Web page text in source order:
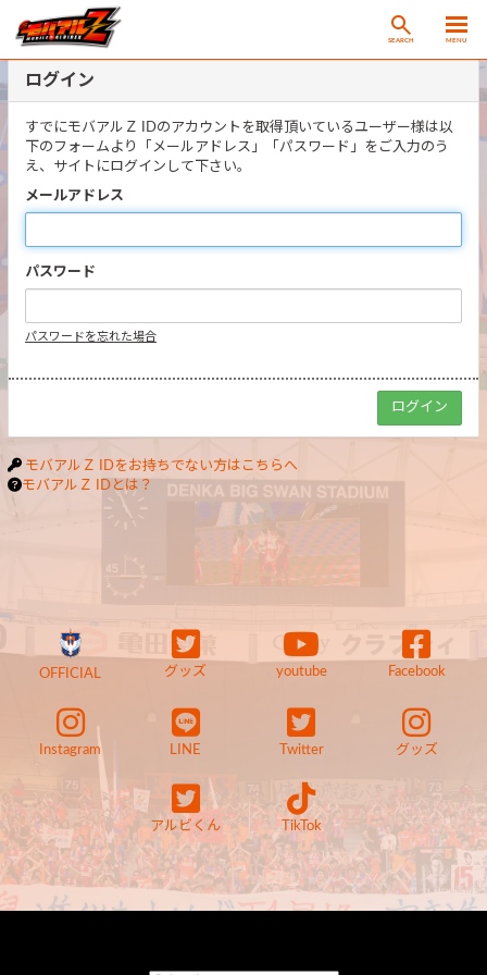
SEARCH MENU
ログイン
すでにモバアルＺ IDのアカウントを取得頂いているユーザー様は以
下のフォームより「メールアドレス」「パスワード」をご入力のう
え、サイトにログインして下さい。
メールアドレス
パスワード
パスワードを忘れた場合
モバアルＺ IDをお持ちでない方はこちらへ
モバアルＺ IDとは？
OFFICIAL グッズ youtube Facebook
Instagram LINE Twitter グッズ
アルビくん TikTok